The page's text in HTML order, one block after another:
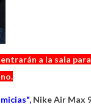
a la sala para
Nike Air Max